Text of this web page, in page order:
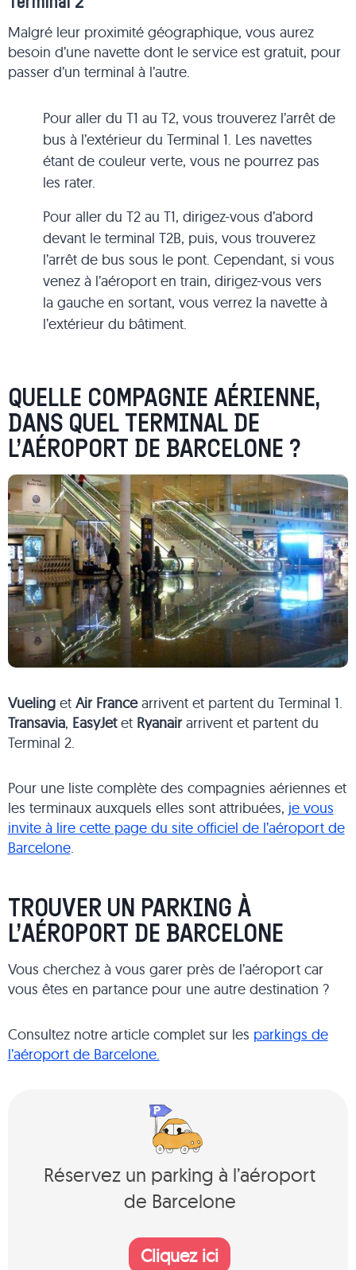
Malgré leur proximité géographique, vous aurez
besoin d’une navette dont le service est gratuit, pour
passer d’un terminal à l’autre.
Pour aller du T1 au T2, vous trouverez l’arrêt de
bus à l’extérieur du Terminal 1. Les navettes
étant de couleur verte, vous ne pourrez pas
les rater.
Pour aller du T2 au T1, dirigez-vous d’abord
devant le terminal T2B, puis, vous trouverez
l’arrêt de bus sous le pont. Cependant, si vous
venez à l’aéroport en train, dirigez-vous vers
la gauche en sortant, vous verrez la navette à
l’extérieur du bâtiment.
QUELLE COMPAGNIE AÉRIENNE,
DANS QUEL TERMINAL DE
L’AÉROPORT DE BARCELONE ?
Vuelinget Air Francearrivent et partent du Terminal 1.
Transavia, EasyJetet Ryanairarrivent et partent du
Terminal 2.
Pour une liste complète des compagnies aériennes et
les terminaux auxquels elles sont attribuées, je vous
invite à lire cette page du site officiel de l’aéroport de
Barcelone.
TROUVER UN PARKING À
L’AÉROPORT DE BARCELONE
Vous cherchez à vous garer près de l’aéroport car
vous êtes en partance pour une autre destination ?
Consultez notre article complet sur les parkings de
l’aéroport de Barcelone.
Réservez un parking à l’aéroport
de Barcelone
Cliquez ici